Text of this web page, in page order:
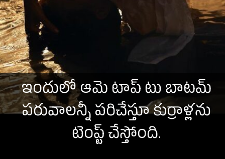
ఇందులో ఆమె టాప్ టు బాటమ్
పరువాలన్నీ పరిచేస్తూ కుర్రాళ్లను
టెంప్ట్ చేస్తోంది.